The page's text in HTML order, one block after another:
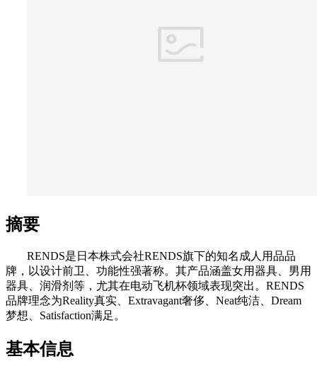
摘要
RENDS是日本株式会社RENDS旗下的知名成人用品品
牌，以设计前卫、功能性强著称。其产品涵盖女用器具、男用
器具、润滑剂等，尤其在电动飞机杯领域表现突出。RENDS
品牌理念为Reality真实、Extravagant奢侈、Neat纯洁、Dream
梦想、Satisfaction满足。
基本信息